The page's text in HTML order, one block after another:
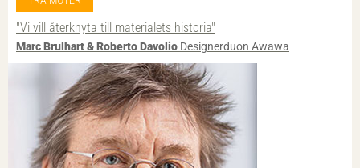
"Vi vill återknyta till materialets historia"
Marc Brulhart & Roberto Davolio Designerduon Awawa